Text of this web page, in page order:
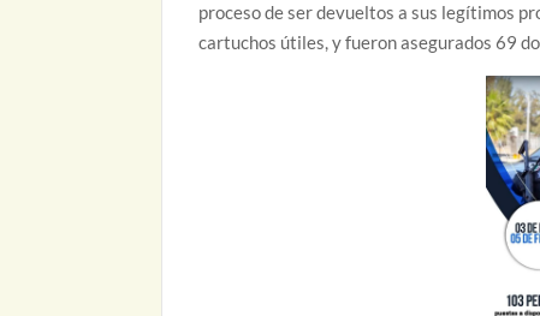
proceso de ser devueltos a sus legítimos
cartuchos útiles, y fueron asegurados 69